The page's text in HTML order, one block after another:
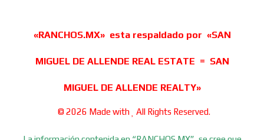
«RANCHOS.MX» esta respaldado por «SAN
MIGUEL DE ALLENDE REAL ESTATE = SAN
MIGUEL DE ALLENDE REALTY»
© 2026 Made with All Rights Reserved.